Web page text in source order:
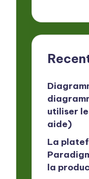
utiliser
aide)
La
la